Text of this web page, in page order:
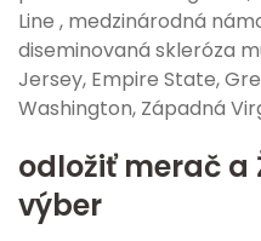
Line , medzinárodná
diseminovaná skleróza
Jersey, Empire State,
Washington, Západná
odložiť merač a
výber